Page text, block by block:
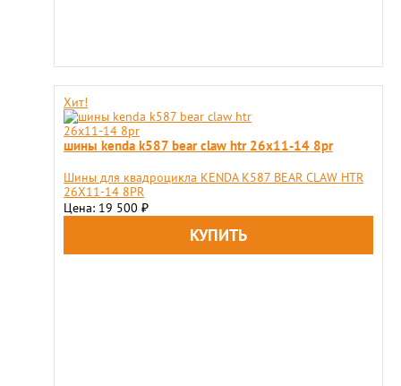
Хит!
шины kenda k587 bear claw htr 26x11-14 8pr
Шины для квадроцикла KENDA K587 BEAR CLAW HTR
26X11-14 8PR
Цена: 19 500 ₽